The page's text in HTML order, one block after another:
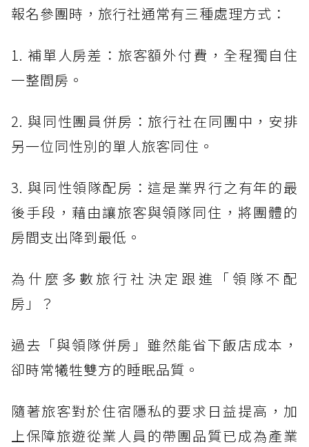
報名參團時，旅行社通常有三種處理方式：
1. 補單人房差：旅客額外付費，全程獨自住
一整間房。
2. 與同性團員併房：旅行社在同團中，安排
另一位同性別的單人旅客同住。
3. 與同性領隊配房：這是業界行之有年的最
後手段，藉由讓旅客與領隊同住，將團體的
房間支出降到最低。
為什麼多數旅行社決定跟進「領隊不配
房」？
過去「與領隊併房」雖然能省下飯店成本，
卻時常犧牲雙方的睡眠品質。
隨著旅客對於住宿隱私的要求日益提高，加
上保障旅遊從業人員的帶團品質已成為產業